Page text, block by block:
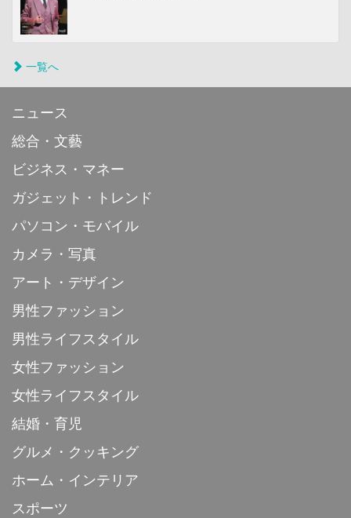
一覧へ
ニュース
総合・文藝
ビジネス・マネー
ガジェット・トレンド
パソコン・モバイル
カメラ・写真
アート・デザイン
男性ファッション
男性ライフスタイル
女性ファッション
女性ライフスタイル
結婚・育児
グルメ・クッキング
ホーム・インテリア
スポーツ